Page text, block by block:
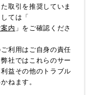
取引を推奨していま
ては「
内 」をご確認くださ
利用はご自身の責任
社ではこれらのサー
益その他のトラブル
ねます。